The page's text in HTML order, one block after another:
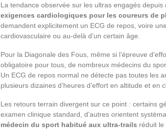
La tendance observée sur les ultras engagés
exigences cardiologiques pour les coureurs de
demandent explicitement un ECG de repos, voire
cardiovasculaire ou au-delà d’un certain âge.
Pour la Diagonale des Fous, même si l’épreuve
obligatoire pour tous, de nombreux médecins du
Un ECG de repos normal ne détecte pas toutes les
plusieurs dizaines d’heures d’effort en altitude et en
Les retours terrain divergent sur ce point : certains
examen clinique standard, d’autres orientent
médecin du sport habitué aux ultra-trails réduit